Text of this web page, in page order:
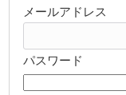
メールアドレス
パスワード